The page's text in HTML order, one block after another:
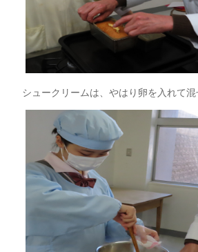
シュークリームは、やはり卵を入れて混